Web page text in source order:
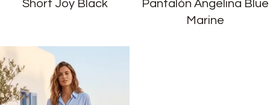
Short Joy Black
Pantalón Angelina Blue
Marine